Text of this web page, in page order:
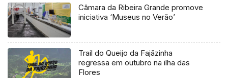
Câmara da Ribeira Grande promove
iniciativa ‘Museus no Verão’
Trail do Queijo da Fajãzinha
regressa em outubro na ilha das
Flores